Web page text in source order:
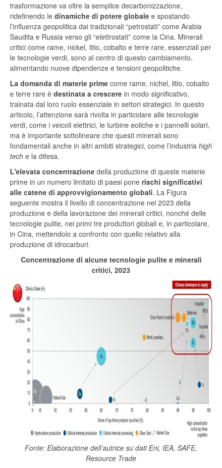
trasformazione va oltre la semplice decarbonizzazione,
ridefinendo le dinamiche di potere globale e spostando
l’influenza geopolitica dai tradizionali “petrostati” come Arabia
Saudita e Russia verso gli “elettrostati” come la Cina. Minerali
critici come rame, nickel, litio, cobalto e terre rare, essenziali per
le tecnologie verdi, sono al centro di questo cambiamento,
alimentando nuove dipendenze e tensioni geopolitiche.
La domanda di materie prime come rame, nichel, litio, cobalto
e terre rare è destinata a crescere in modo significativo,
trainata dal loro ruolo essenziale in settori strategici. In questo
articolo, l’attenzione sarà rivolta in particolare alle tecnologie
verdi, come i veicoli elettrici, le turbine eoliche e i pannelli solari,
ma è importante sottolineare che questi minerali sono
fondamentali anche in altri ambiti strategici, come l’industria high
tech e la difesa.
L'elevata concentrazione della produzione di queste materie
prime in un numero limitato di paesi pone rischi significativi
alle catene di approvvigionamento globali. La Figura
seguente mostra il livello di concentrazione nel 2023 della
produzione e della lavorazione dei minerali critici, nonché delle
tecnologie pulite, nei primi tre produttori globali e, in particolare,
in Cina, mettendolo a confronto con quello relativo alla
produzione di idrocarburi.
Concentrazione di alcune tecnologie pulite e minerali
critici, 2023
Fonte: Elaborazione dell’autrice su dati Eni, IEA, SAFE,
Resource Trade